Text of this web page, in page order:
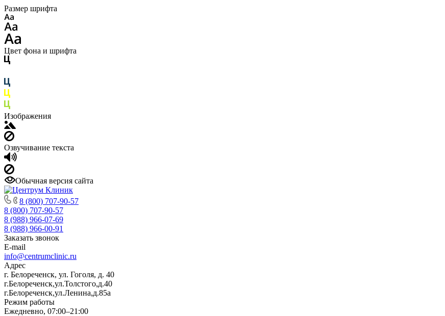
Размер шрифта
Цвет фона и шрифта
Изображения
Озвучивание текста
Обычная версия сайта
8 (800) 707-90-57
8 (800) 707-90-57
8 (988) 966-07-69
8 (988) 966-00-91
Заказать звонок
E-mail
info@centrumclinic.ru
Адрес
г. Белореченск, ул. Гоголя, д. 40
г.Белореченск,ул.Толстого,д.40
г.Белореченск,ул.Ленина,д.85а
Режим работы
Ежедневно, 07:00–21:00